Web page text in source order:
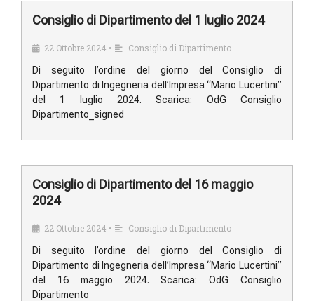
Consiglio di Dipartimento del 1 luglio 2024
22 Ottobre 2024 •
Consiglio di Dipartimento
Di seguito l’ordine del giorno del Consiglio di
Dipartimento di Ingegneria dell’Impresa “Mario Lucertini”
del 1 luglio 2024. Scarica: OdG Consiglio
Dipartimento_signed
Consiglio di Dipartimento del 16 maggio
2024
22 Ottobre 2024 •
Consiglio di Dipartimento
Di seguito l’ordine del giorno del Consiglio di
Dipartimento di Ingegneria dell’Impresa “Mario Lucertini”
del 16 maggio 2024. Scarica: OdG Consiglio
Dipartimento